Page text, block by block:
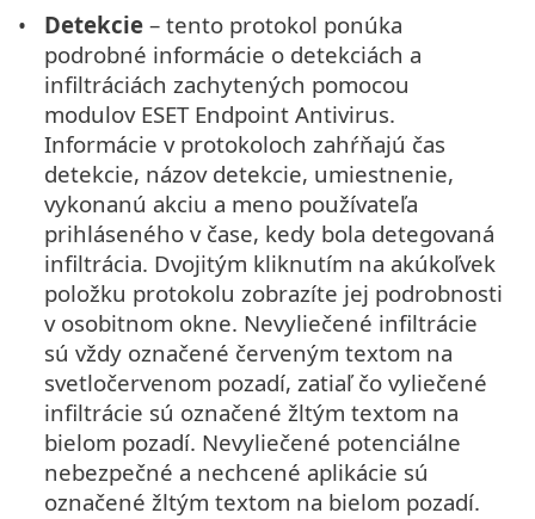
Detekcie – tento protokol ponúka
podrobné informácie o detekciách a
infiltráciách zachytených pomocou
modulov ESET Endpoint Antivirus.
Informácie v protokoloch zahŕňajú čas
detekcie, názov detekcie, umiestnenie,
vykonanú akciu a meno používateľa
prihláseného v čase, kedy bola detegovaná
infiltrácia. Dvojitým kliknutím na akúkoľvek
položku protokolu zobrazíte jej podrobnosti
v osobitnom okne. Nevyliečené infiltrácie
sú vždy označené červeným textom na
svetločervenom pozadí, zatiaľ čo vyliečené
infiltrácie sú označené žltým textom na
bielom pozadí. Nevyliečené potenciálne
nebezpečné a nechcené aplikácie sú
označené žltým textom na bielom pozadí.